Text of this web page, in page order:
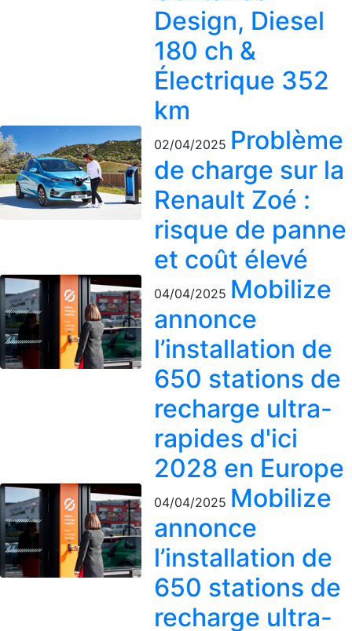
Design, Diesel
180 ch &
Électrique 352
km
02/04/2025 Problème
de charge sur la
Renault Zoé :
risque de panne
et coût élevé
04/04/2025 Mobilize
annonce
l’installation de
650 stations de
recharge ultra-
rapides d'ici
2028 en Europe
04/04/2025 Mobilize
annonce
l’installation de
650 stations de
recharge ultra-